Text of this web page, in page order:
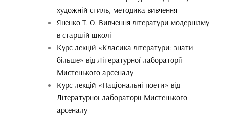
художній стиль, методика вивчення
Яценко Т. О. Вивчення літератури модернізму
в старшій школі
Курс лекцій «Класика літератури: знати
більше» від Літературної лабораторії
Мистецького арсеналу
Курс лекцій «Національні поети» від
Літературної лабораторії Мистецького
арсеналу